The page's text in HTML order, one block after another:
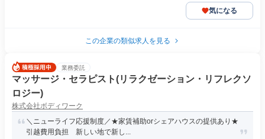
気になる
この企業の類似求人を見る
業務委託
マッサージ・セラピスト(リラクゼーション・リフレクソ
ロジー)
株式会社ボディワーク
＼ニューライフ応援制度／★家賃補助orシェアハウスの提供あり★
引越費用負担 新しい地で新し...